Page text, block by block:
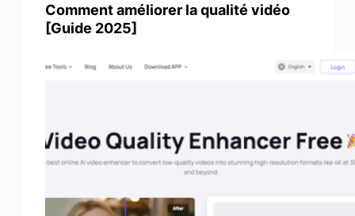
Comment améliorer la qualité vidéo
[Guide 2025]